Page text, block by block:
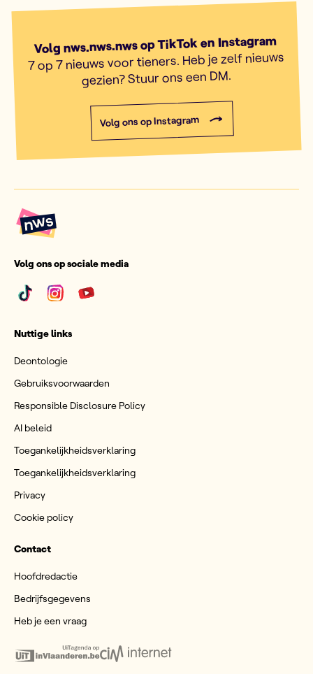
Volg nws.nws.nws op TikTok en Instagram
7 op 7 nieuws voor tieners. Heb je zelf nieuws
gezien? Stuur ons een DM.
Volg ons op Instagram
Volg ons op sociale media
Nuttige links
Deontologie
Gebruiksvoorwaarden
Responsible Disclosure Policy
AI beleid
Toegankelijkheidsverklaring
Toegankelijkheidsverklaring
Privacy
Cookie policy
Contact
Hoofdredactie
Bedrijfsgegevens
Heb je een vraag